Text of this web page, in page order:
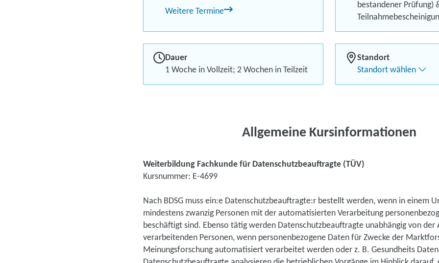
Bis zu 100 % Förderung
Flexibel dank Live-
Kontaktieren Sie
Weitere Termine
bestandener Prüfung)
Dauer
1 Woche in Vollzeit; 2 Wochen in Teilzeit
Standort
Standort wählen
Allgemeine Kursinformationen
Weiterbildung Fachkunde für Datenschutzbeauftragte (TÜV)
Kursnummer: E-4699
Nach BDSG muss ein:e Datenschutzbeauftragte:r bestellt werden, wenn in einem
mindestens zwanzig Personen mit der automatisierten Verarbeitung
beschäftigt sind. Ebenso tätig werden Datenschutzbeauftragte unabhängig von der
verarbeitenden Personen, wenn personenbezogene Daten für Zwecke der
Meinungsforschung automatisiert verarbeitet werden oder z. B. Gesundheits